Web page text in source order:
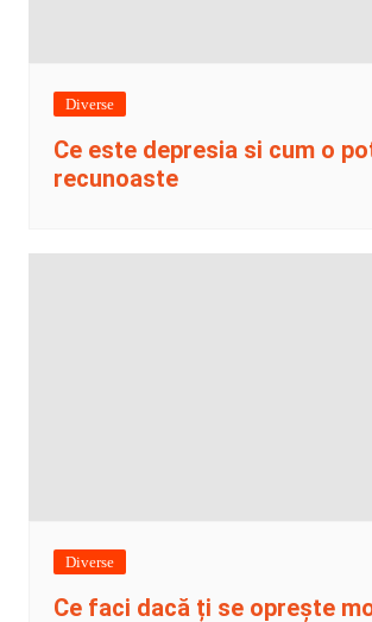
Diverse
Ce este depresia si cum o
recunoaste
Diverse
Ce faci dacă ți se oprește